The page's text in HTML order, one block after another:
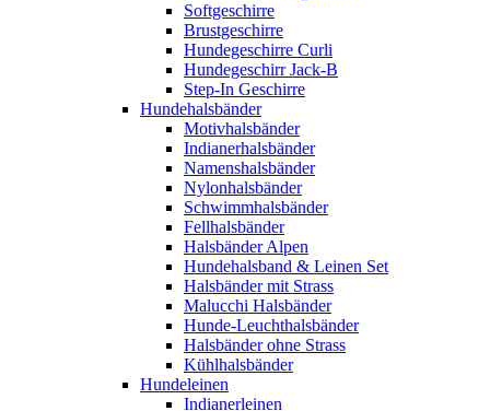
Softgeschirre
Brustgeschirre
Hundegeschirre Curli
Hundegeschirr Jack-B
Step-In Geschirre
Hundehalsbänder
Motivhalsbänder
Indianerhalsbänder
Namenshalsbänder
Nylonhalsbänder
Schwimmhalsbänder
Fellhalsbänder
Halsbänder Alpen
Hundehalsband & Leinen Set
Halsbänder mit Strass
Malucchi Halsbänder
Hunde-Leuchthalsbänder
Halsbänder ohne Strass
Kühlhalsbänder
Hundeleinen
Indianerleinen